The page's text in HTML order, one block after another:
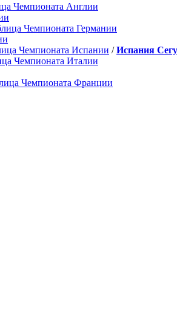
Чемпионата Англии
Чемпионата Германии
Чемпионата Испании /Испания
Чемпионата Италии
Чемпионата Франции